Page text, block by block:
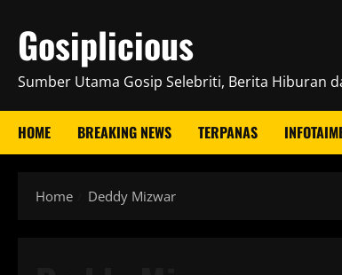
content
Gosiplicious
Sumber Utama Gosip Selebriti, Berita Hiburan
HOME BREAKING NEWS TERPANAS
Home Deddy Mizwar